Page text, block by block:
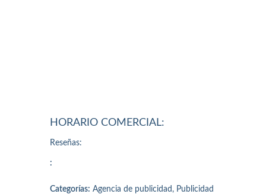
HORARIO COMERCIAL:
Reseñas:
:
Categorías: Agencia de publicidad, Publicidad